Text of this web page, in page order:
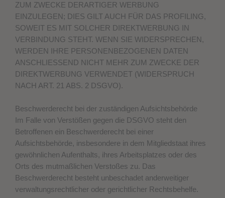
ZUM ZWECKE DERARTIGER WERBUNG
EINZULEGEN; DIES GILT AUCH FÜR DAS PROFILING,
SOWEIT ES MIT SOLCHER DIREKTWERBUNG IN
VERBINDUNG STEHT. WENN SIE WIDERSPRECHEN,
WERDEN IHRE PERSONENBEZOGENEN DATEN
ANSCHLIESSEND NICHT MEHR ZUM ZWECKE DER
DIREKTWERBUNG VERWENDET (WIDERSPRUCH
NACH ART. 21 ABS. 2 DSGVO).
Beschwerde­recht bei der zuständigen Aufsichts­behörde
Im Falle von Verstößen gegen die DSGVO steht den
Betroffenen ein Beschwerderecht bei einer
Aufsichtsbehörde, insbesondere in dem Mitgliedstaat ihres
gewöhnlichen Aufenthalts, ihres Arbeitsplatzes oder des
Orts des mutmaßlichen Verstoßes zu. Das
Beschwerderecht besteht unbeschadet anderweitiger
verwaltungsrechtlicher oder gerichtlicher Rechtsbehelfe.